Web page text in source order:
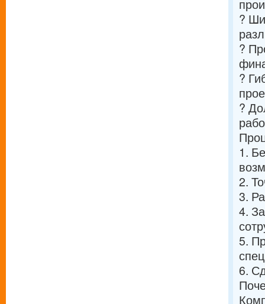
?
?
?
?
1.
2.
3.
4.
5.
6.